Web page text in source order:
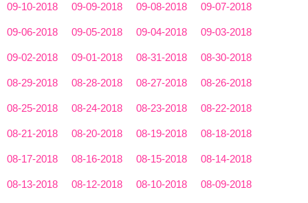
09-10-2018 09-09-2018 09-08-2018 09-07-2018
09-06-2018 09-05-2018 09-04-2018 09-03-2018
09-02-2018 09-01-2018 08-31-2018 08-30-2018
08-29-2018 08-28-2018 08-27-2018 08-26-2018
08-25-2018 08-24-2018 08-23-2018 08-22-2018
08-21-2018 08-20-2018 08-19-2018 08-18-2018
08-17-2018 08-16-2018 08-15-2018 08-14-2018
08-13-2018 08-12-2018 08-10-2018 08-09-2018